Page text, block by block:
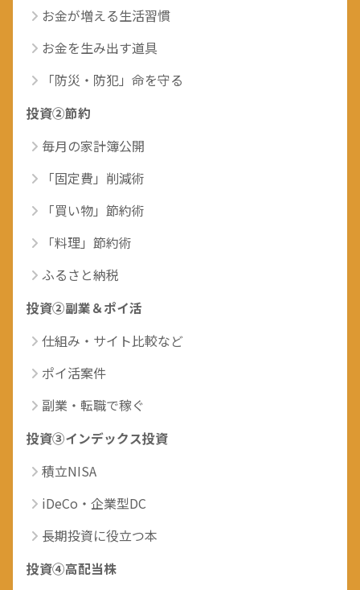
お金が増える生活習慣
お金を生み出す道具
「防災・防犯」命を守る
投資②節約
毎月の家計簿公開
「固定費」削減術
「買い物」節約術
「料理」節約術
ふるさと納税
投資②副業＆ポイ活
仕組み・サイト比較など
ポイ活案件
副業・転職で稼ぐ
投資③インデックス投資
積立NISA
iDeCo・企業型DC
長期投資に役立つ本
投資④高配当株